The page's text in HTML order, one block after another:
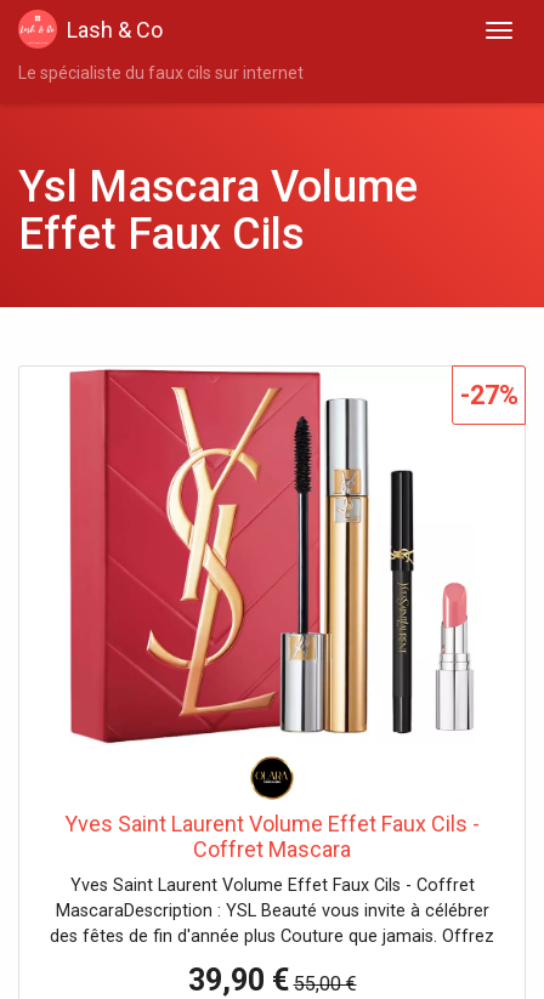
Lash & Co
Le spécialiste du faux cils sur internet
Ysl Mascara Volume
Effet Faux Cils
Yves Saint Laurent Volume Effet Faux Cils -
Coffret Mascara
Yves Saint Laurent Volume Effet Faux Cils - Coffret
MascaraDescription : YSL Beauté vous invite à célébrer
des fêtes de fin d'année plus Couture que jamais. Offrez
Mascara Volume Effet Faux Cils, un mini crayon pour les
39,90 € 55,00 €
-27%